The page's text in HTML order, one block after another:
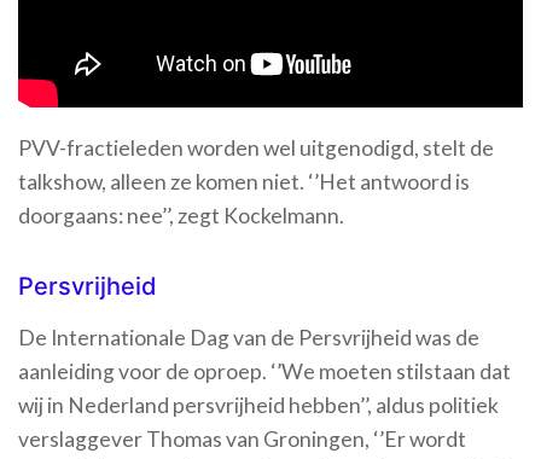
PVV-fractieleden worden wel uitgenodigd, stelt de
talkshow, alleen ze komen niet. ‘’Het antwoord is
doorgaans: nee’’, zegt Kockelmann.
Persvrijheid
De Internationale Dag van de Persvrijheid was de
aanleiding voor de oproep. ‘’We moeten stilstaan dat
wij in Nederland persvrijheid hebben’’, aldus politiek
verslaggever Thomas van Groningen, ‘’Er wordt